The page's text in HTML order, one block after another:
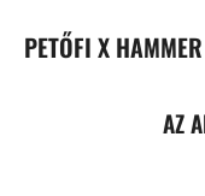
PETŐFI X HAMMER
AZ